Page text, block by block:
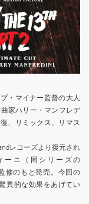
・マイナー監督の大人
家ハリー・マンフレデ
、リミックス、リマス
レコーズより復元され
ーニ（同シリーズの
修のもと発売。今回の
異的な効果をあげてい